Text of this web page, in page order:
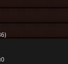
0